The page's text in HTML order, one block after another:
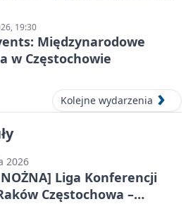
19:30
Międzynarodowe
w Częstochowie
Kolejne wydarzenia
2026
Liga Konferencji
Częstochowa –